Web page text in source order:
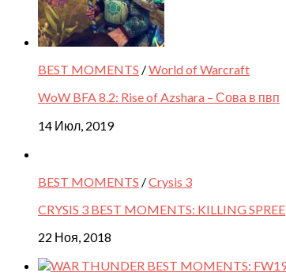
BEST MOMENTS /World of Warcraft
WoW BFA 8.2: Rise of Azshara – Сова в пвп
14 Июл, 2019
BEST MOMENTS /Crysis 3
CRYSIS 3 BEST MOMENTS: KILLING SPREE
22 Ноя, 2018